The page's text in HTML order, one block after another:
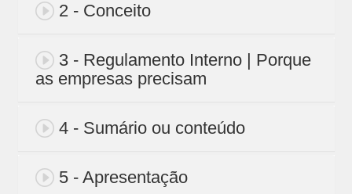
2 - Conceito
3 - Regulamento Interno | Porque
as empresas precisam
4 - Sumário ou conteúdo
5 - Apresentação